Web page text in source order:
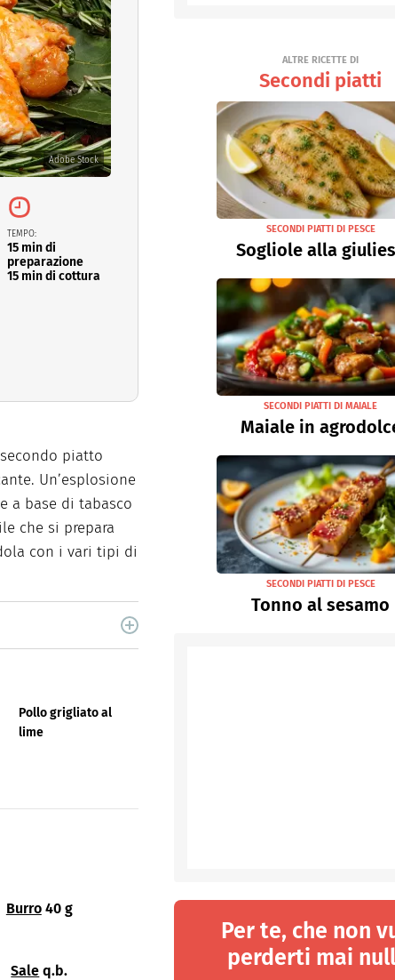
Adobe Stock
TEMPO:
15 min di
preparazione
15 min di cottura
piatto
Un’esplosione
a base di tabasco
che si prepara
con i vari tipi di
trovi idee veloci,
Pollo grigliato al
lime
Burro 40 g
Sale q.b.
ALTRE RICETTE DI
Secondi piatti
SECONDI PIATTI DI PESCE
Sogliole alla
SECONDI PIATTI DI MAIALE
Maiale in
SECONDI PIATTI DI PESCE
Tonno al sesamo
Per te, che non
perderti mai